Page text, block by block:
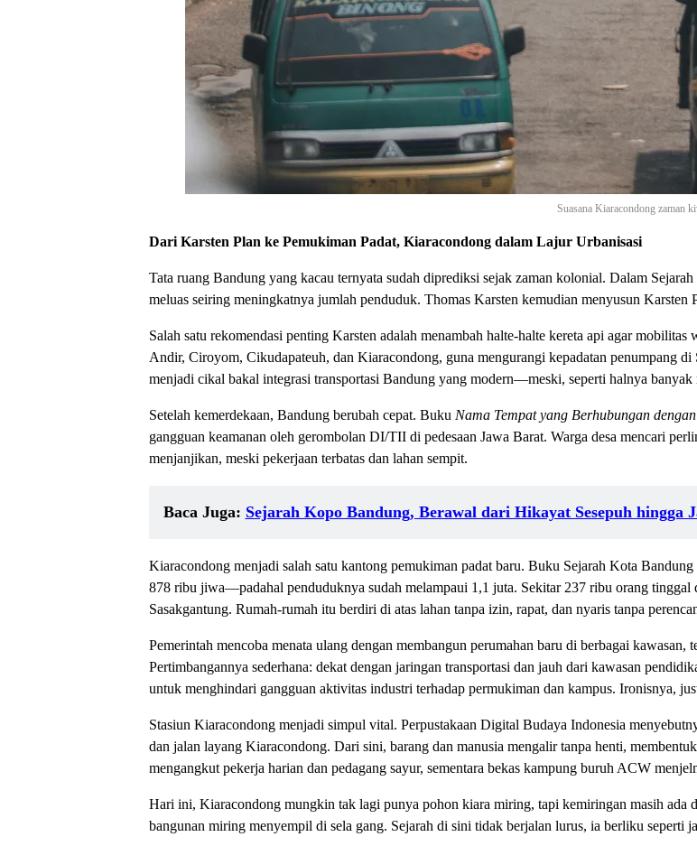
Suasana Kiaracondong zaman
Dari Karsten Plan ke Pemukiman Padat, Kiaracondong dalam Lajur Urbanisasi
Tata ruang Bandung yang kacau ternyata sudah diprediksi sejak zaman kolonial. Dalam
meluas seiring meningkatnya jumlah penduduk. Thomas Karsten kemudian menyusun
Salah satu rekomendasi penting Karsten adalah menambah halte-halte kereta api agar
Andir, Ciroyom, Cikudapateuh, dan Kiaracondong, guna mengurangi kepadatan penumpang
menjadi cikal bakal integrasi transportasi Bandung yang modern—meski, seperti halnya banyak
Setelah kemerdekaan, Bandung berubah cepat. Buku Nama Tempat yang Berhubungan
gangguan keamanan oleh gerombolan DI/TII di pedesaan Jawa Barat. Warga desa mencari
menjanjikan, meski pekerjaan terbatas dan lahan sempit.
Baca Juga: Sejarah Kopo Bandung, Berawal dari Hikayat Sesepuh hingga
Kiaracondong menjadi salah satu kantong pemukiman padat baru. Buku Sejarah Kota
878 ribu jiwa—padahal penduduknya sudah melampaui 1,1 juta. Sekitar 237 ribu orang
Sasakgantung. Rumah-rumah itu berdiri di atas lahan tanpa izin, rapat, dan nyaris tanpa
Pemerintah mencoba menata ulang dengan membangun perumahan baru di berbagai
Pertimbangannya sederhana: dekat dengan jaringan transportasi dan jauh dari kawasan
untuk menghindari gangguan aktivitas industri terhadap permukiman dan kampus. Ironisnya,
Stasiun Kiaracondong menjadi simpul vital. Perpustakaan Digital Budaya Indonesia
dan jalan layang Kiaracondong. Dari sini, barang dan manusia mengalir tanpa henti,
mengangkut pekerja harian dan pedagang sayur, sementara bekas kampung buruh ACW
Hari ini, Kiaracondong mungkin tak lagi punya pohon kiara miring, tapi kemiringan masih
bangunan miring menyempil di sela gang. Sejarah di sini tidak berjalan lurus, ia berliku seperti